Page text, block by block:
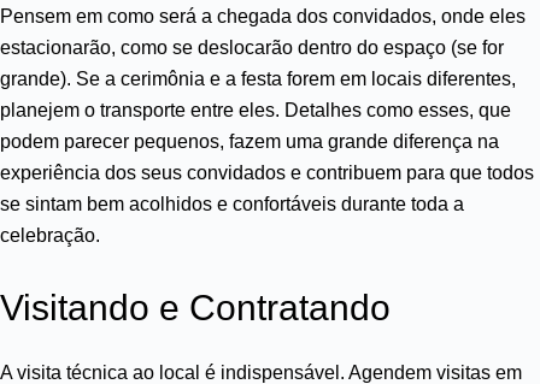
Pensem em como será a chegada dos convidados, onde eles
estacionarão, como se deslocarão dentro do espaço (se for
grande). Se a cerimônia e a festa forem em locais diferentes,
planejem o transporte entre eles. Detalhes como esses, que
podem parecer pequenos, fazem uma grande diferença na
experiência dos seus convidados e contribuem para que todos
se sintam bem acolhidos e confortáveis durante toda a
celebração.
Visitando e Contratando
A visita técnica ao local é indispensável. Agendem visitas em